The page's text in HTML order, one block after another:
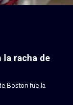
la racha de
Boston fue la